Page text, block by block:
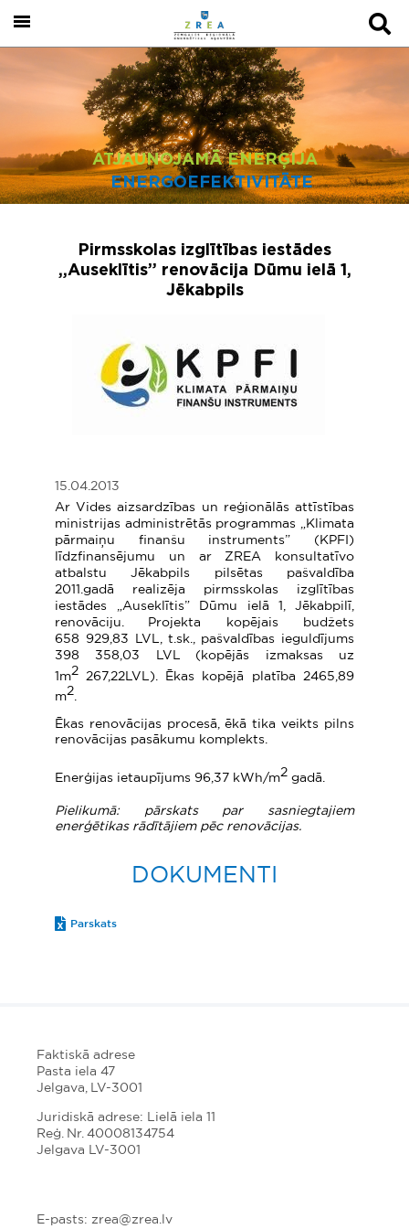
ATJAUNOJAMĀ ENERĢIJA
ENERGOEFEKTIVITĀTE
Pirmsskolas izglītības iestādes
„Auseklītis” renovācija Dūmu ielā 1,
Jēkabpils
15.04.2013
Ar Vides aizsardzības un reģionālās attīstības
ministrijas administrētās programmas „Klimata
pārmaiņu finanšu instruments” (KPFI)
līdzfinansējumu un ar ZREA konsultatīvo
atbalstu Jēkabpils pilsētas pašvaldība
2011.gadā realizēja pirmsskolas izglītības
iestādes „Auseklītis” Dūmu ielā 1, Jēkabpilī,
renovāciju. Projekta kopējais budžets
658 929,83 LVL, t.sk., pašvaldības ieguldījums
398 358,03 LVL (kopējās izmaksas uz
1m2 267,22LVL). Ēkas kopējā platība 2465,89
m2.
Ēkas renovācijas procesā, ēkā tika veikts pilns
renovācijas pasākumu komplekts.
Enerģijas ietaupījums 96,37 kWh/m2 gadā.
Pielikumā: pārskats par sasniegtajiem
enerģētikas rādītājiem pēc renovācijas.
DOKUMENTI
Parskats
Faktiskā adrese
Pasta iela 47
Jelgava, LV-3001
Juridiskā adrese: Lielā iela 11
Reģ. Nr. 40008134754
Jelgava LV-3001
E-pasts: zrea@zrea.lv